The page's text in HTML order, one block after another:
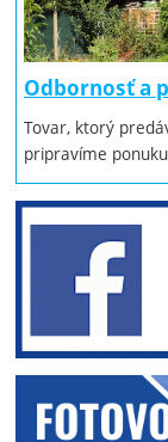
Odbornosť a
Tovar, ktorý
pripravíme